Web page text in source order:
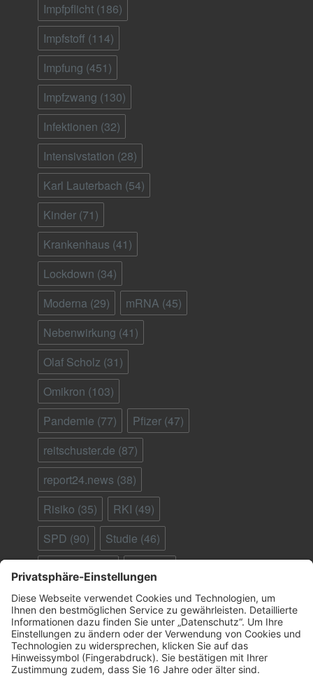
Impfpflicht (186)
Impfstoff (114)
Impfung (451)
Impfzwang (130)
Infektionen (32)
Intensivstation (28)
Karl Lauterbach (54)
Kinder (71)
Krankenhaus (41)
Lockdown (34)
Moderna (29) mRNA (45)
Nebenwirkung (41)
Olaf Scholz (31)
Omikron (103)
Pandemie (77) Pfizer (47)
reitschuster.de (87)
report24.news (38)
Risiko (35) RKI (49)
SPD (90) Studie (46)
Ungeimpfte(95)
Virus(29) welt.de(33)
WHO(41) Österreich (25)